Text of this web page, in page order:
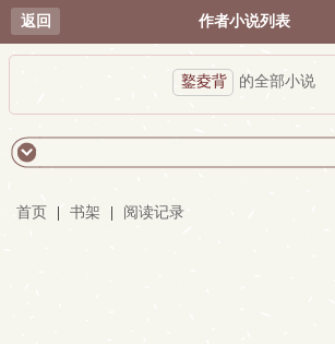
返回 作者小说列表
鐜夌背 的全部小说
首页 书架 阅读记录